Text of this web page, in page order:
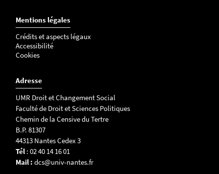
Mentions légales
Crédits et aspects légaux
Accessibilité
Cookies
Adresse
UMR Droit et Changement Social
Faculté de Droit et Sciences Politiques
Chemin de la Censive du Tertre
B.P. 81307
44313 Nantes Cedex 3
Tél : 02 40 14 16 01
Mail : dcs@univ-nantes.fr